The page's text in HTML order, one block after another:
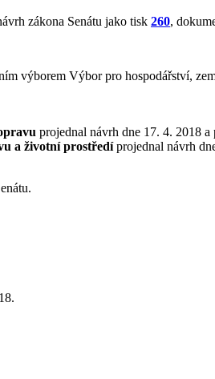
zákona Senátu jako tisk 260,
výborem Výbor pro hospodářství,
projednal návrh dne 17. 4. 2018
a životní prostředíprojednal návrh